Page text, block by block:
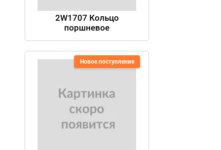
2W1707 Кольцо
поршневое
Новое поступление